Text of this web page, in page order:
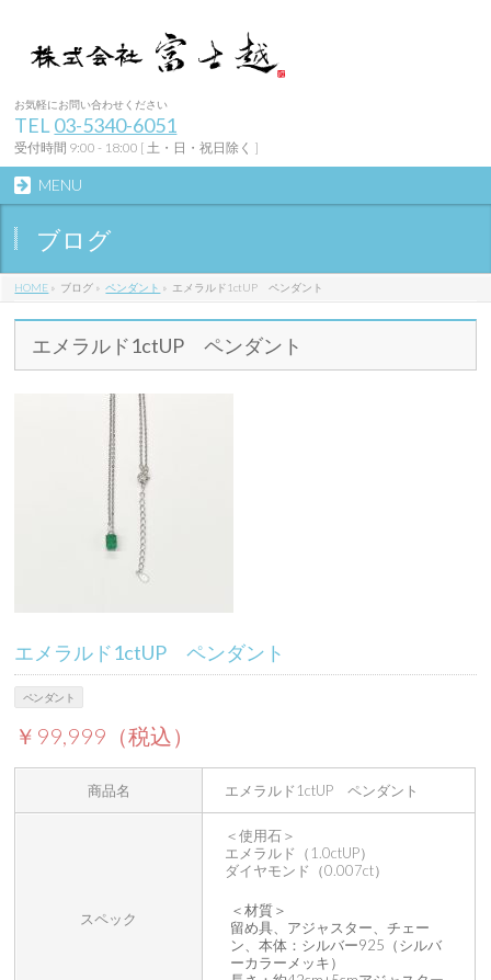
お気軽にお問い合わせください
TEL 03-5340-6051
受付時間 9:00 - 18:00 [ 土・日・祝日除く ]
MENU
ブログ
HOME » ブログ » ペンダント » エメラルド1ctUP ペンダント
エメラルド1ctUP ペンダント
エメラルド1ctUP ペンダント
ペンダント
￥99,999（税込）
商品名 エメラルド1ctUP ペンダント
スペック
＜使用石＞
エメラルド（1.0ctUP）
ダイヤモンド（0.007ct）
＜材質＞
留め具、アジャスター、チェー
ン、本体：シルバー925（シルバ
ーカラーメッキ）